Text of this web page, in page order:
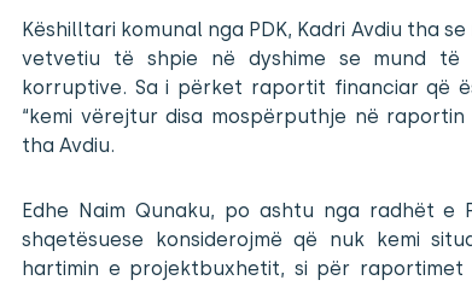
Këshilltari komunal nga PDK, Kadri Avdiu tha
vetvetiu të shpie në dyshime se mund
korruptive. Sa i përket raportit financiar që
“kemi vërejtur disa mospërputhje në
tha Avdiu.
Edhe Naim Qunaku, po ashtu nga radhët e
shqetësuese konsiderojmë që nuk kemi
hartimin e projektbuxhetit, si për raportimet